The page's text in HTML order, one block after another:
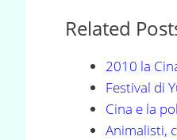
Related
2010 la
Festival di
Cina e la
Animalisti,